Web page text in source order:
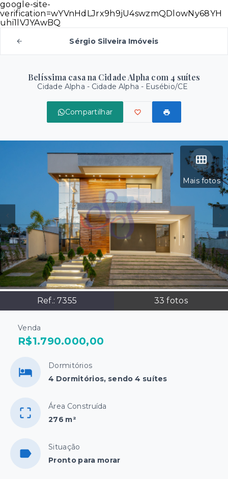
google-site-
verification=wYVnHdLJrx9h9jU4swzmQDlowNy68YH
uhi1lVJYAwBQ
Sérgio Silveira Imóveis
Belíssima casa na Cidade Alpha com 4 suítes
Cidade Alpha - Cidade Alpha - Eusébio/CE
Compartilhar
Mais fotos
Ref.: 7355 33 fotos
Venda
R$1.790.000,00
Dormitórios
4 Dormitórios, sendo 4 suítes
Área Construída
276 m²
Situação
Pronto para morar